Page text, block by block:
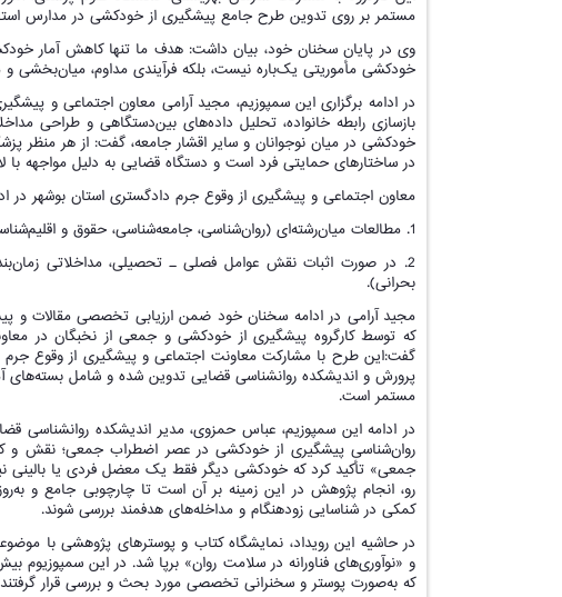
مستمر بر روی تدوین طرح جامع پیشگیری از خودکشی در مدارس
وی در پایان سخنان خود، بیان داشت: هدف ما تنها کاهش آمار
خودکشی مأموریتی یک‌باره نیست، بلکه فرآیندی مداوم، میان‌بخشی و
در ادامه برگزاری این سمپوزیم، مجید آرامی معاون اجتماعی و
بازسازی رابطه خانواده، تحلیل داده‌های بین‌دستگاهی و طراحی
خودکشی در میان نوجوانان و سایر اقشار جامعه، گفت: از هر منظر
در ساختارهای حمایتی فرد است و دستگاه قضایی به دلیل مواجهه با
معاون اجتماعی و پیشگیری از وقوع جرم دادگستری استان بوشهر
1. مطالعات میان‌رشته‌ای (روان‌شناسی، جامعه‌شناسی، حقوق و اقلیم‌شناسی اجتماعی) برای واکاوی این الگو سازماندهی شود.
2. در صورت اثبات نقش عوامل فصلی ـ تحصیلی، مداخلاتی
بحرانی).
مجید آرامی در ادامه سخنان خود ضمن ارزیابی تخصصی مقالات و
که توسط کارگروه پیشگیری از خودکشی و جمعی از نخبگان در
گفت:این طرح با مشارکت معاونت اجتماعی و پیشگیری از وقوع جرم
پرورش و اندیشکده روانشناسی قضایی تدوین شده و شامل بسته‌های
مستمر است.
در ادامه این سمپوزیم، عباس حمزوی، مدیر اندیشکده روانشناسی
روان‌شناسی پیشگیری از خودکشی در عصر اضطراب جمعی؛ نقش و
جمعی» تأکید کرد که خودکشی دیگر فقط یک معضل فردی یا بالینی
رو، انجام پژوهش در این زمینه بر آن است تا چارچوبی جامع و
کمکی در شناسایی زودهنگام و مداخله‌های هدفمند بررسی شوند.
در حاشیه این رویداد، نمایشگاه کتاب و پوسترهای پژوهشی با
که به‌صورت پوستر و سخنرانی تخصصی مورد بحث و بررسی قرار